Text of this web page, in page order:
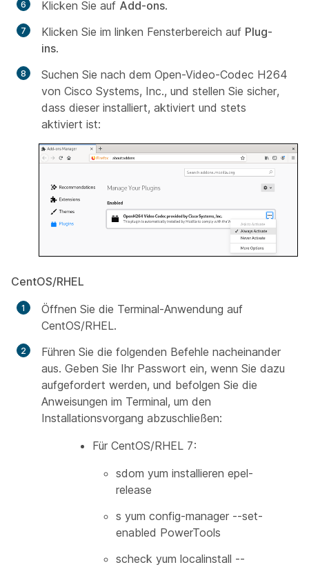
Klicken Sie auf Add-ons.
Klicken Sie im linken Fensterbereich auf Plug-
ins.
Suchen Sie nach dem Open-Video-Codec H264
von Cisco Systems, Inc., und stellen Sie sicher,
dass dieser installiert, aktiviert und stets
aktiviert ist:
CentOS/RHEL
Öffnen Sie die Terminal-Anwendung auf
CentOS/RHEL.
Führen Sie die folgenden Befehle nacheinander
aus. Geben Sie Ihr Passwort ein, wenn Sie dazu
aufgefordert werden, und befolgen Sie die
Anweisungen im Terminal, um den
Installationsvorgang abzuschließen:
Für CentOS/RHEL 7:
sdom yum installieren epel-
release
s yum config-manager --set-
enabled PowerTools
scheck yum localinstall --